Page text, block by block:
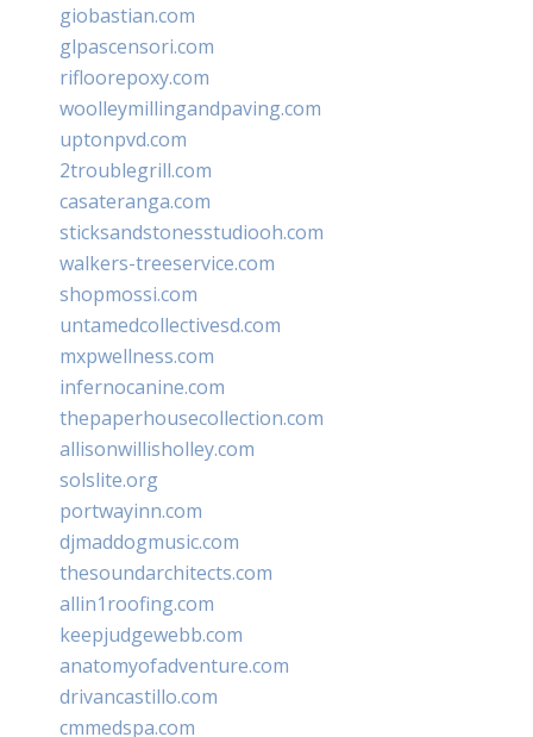
giobastian.com
glpascensori.com
rifloorepoxy.com
woolleymillingandpaving.com
uptonpvd.com
2troublegrill.com
casateranga.com
sticksandstonesstudiooh.com
walkers-treeservice.com
shopmossi.com
untamedcollectivesd.com
mxpwellness.com
infernocanine.com
thepaperhousecollection.com
allisonwillisholley.com
solslite.org
portwayinn.com
djmaddogmusic.com
thesoundarchitects.com
allin1roofing.com
keepjudgewebb.com
anatomyofadventure.com
drivancastillo.com
cmmedspa.com